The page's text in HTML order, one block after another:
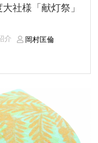
社様「献灯祭」
介 岡村匡倫